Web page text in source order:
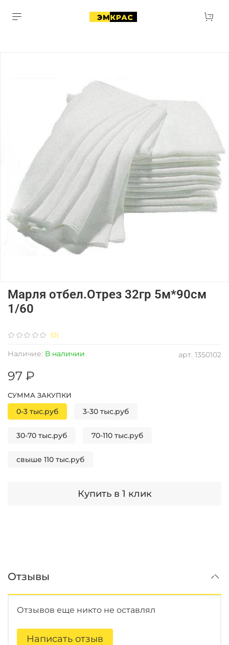
(0)
арт. 1350102
Наличие: В наличии
Марля отбел.Отрез 32гр 5м*90см
1/60
97 ₽
Купить в 1 клик
СУММА ЗАКУПКИ
0-3 тыс.руб 3-30 тыс.руб
30-70 тыс.руб 70-110 тыс.руб
свыше 110 тыс.руб
Отзывы
Отзывов еще никто не оставлял
Написать отзыв